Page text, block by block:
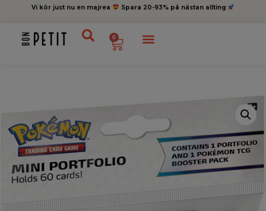
Vi kör just nu en majrea Spara 20-93% på nästan allting
0